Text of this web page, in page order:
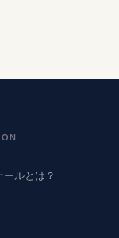
ールとは？